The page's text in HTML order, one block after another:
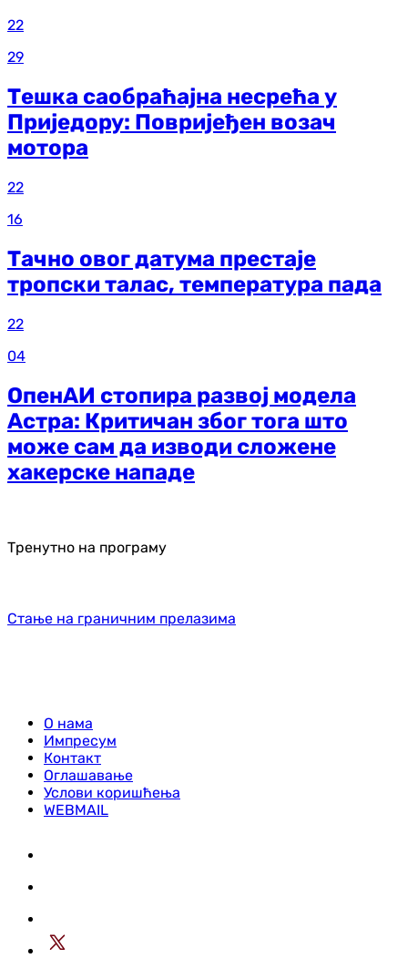
22
29
Тешка саобраћајна несрећа у
Приједору: Повријеђен возач
мотора
22
16
Тачно овог датума престаје
тропски талас, температура пада
22
04
ОпенАИ стопира развој модела
Астра: Критичан због тога што
може сам да изводи сложене
хакерске нападе
Тренутно на програму
Стање на граничним прелазима
О нама
Импресум
Контакт
Оглашавање
Услови коришћења
WEBMAIL